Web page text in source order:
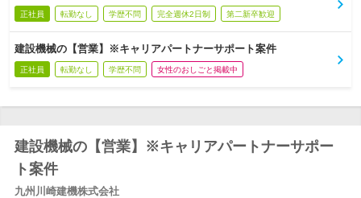
正社員 転勤なし 学歴不問 完全週休2日制 第二新卒歓迎
建設機械の【営業】※キャリアパートナーサポート案件
正社員 転勤なし 学歴不問 女性のおしごと掲載中
建設機械の【営業】※キャリアパートナーサポー
ト案件
九州川崎建機株式会社